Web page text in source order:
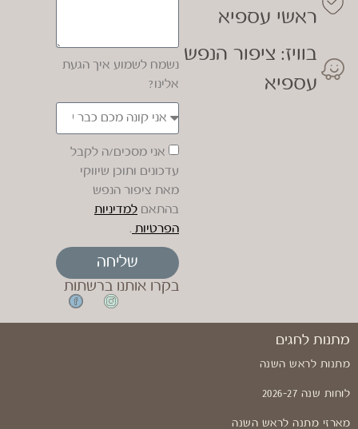
ראשי עספיא
בוויז: ציפור הנפש
עספיא
נשמח לשמוע איך הגעת
אלינו?
אני מסכים/ה לקבל
עדכונים ותוכן שיווקי
מאת ציפור הנפש
בהתאם למדיניות
הפרטיות .
שליחה
בקרו אותנו ברשתות
מתנות לחגים
מתנות לראש השנה
לוחות שנה 2026-27
מארזי מתנה לראש השנה